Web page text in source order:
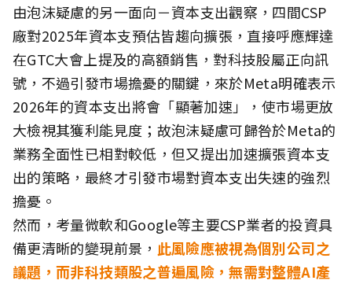
由泡沫疑慮的另一面向－資本支出觀察，四間CSP
廠對2025年資本支預估皆趨向擴張，直接呼應輝達
在GTC大會上提及的高額銷售，對科技股屬正向訊
號，不過引發市場擔憂的關鍵，來於Meta明確表示
2026年的資本支出將會「顯著加速」，使市場更放
大檢視其獲利能見度；故泡沫疑慮可歸咎於Meta的
業務全面性已相對較低，但又提出加速擴張資本支
出的策略，最終才引發市場對資本支出失速的強烈
擔憂。
然而，考量微軟和Google等主要CSP業者的投資具
備更清晰的變現前景， 此風險應被視為個別公司之
議題，而非科技類股之普遍風險，無需對整體AI產